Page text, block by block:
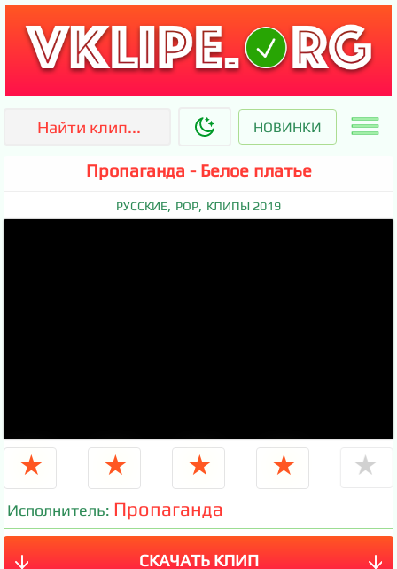
НОВИНКИ
Пропаганда - Белое платье
РУССКИЕ, POP, КЛИПЫ 2019
★ ★ ★ ★ ★
Исполнитель: Пропаганда
СКАЧАТЬ КЛИП